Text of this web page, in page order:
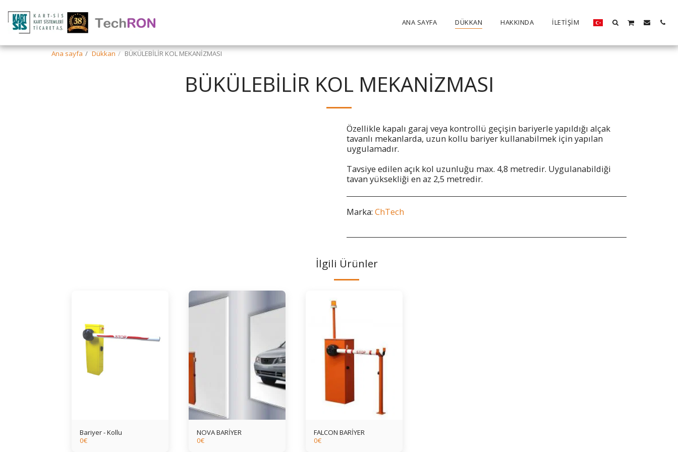
ANA SAYFA DÜKKAN HAKKINDA İLETIŞIM
Ana sayfa Dükkan BÜKÜLEBİLİR KOL MEKANİZMASI
BÜKÜLEBİLİR KOL MEKANİZMASI
Özellikle kapalı garaj veya kontrollü geçişin bariyerle yapıldığı alçak
tavanlı mekanlarda, uzun kollu bariyer kullanabilmek için yapılan
uygulamadır.
Tavsiye edilen açık kol uzunluğu max. 4,8 metredir. Uygulanabildiği
tavan yüksekliği en az 2,5 metredir.
Marka: ChTech
İlgili Ürünler
Bariyer - Kollu
0€
NOVA BARİYER
0€
FALCON BARİYER
0€